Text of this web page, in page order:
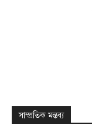
সাম্প্রতিক মন্তব্য